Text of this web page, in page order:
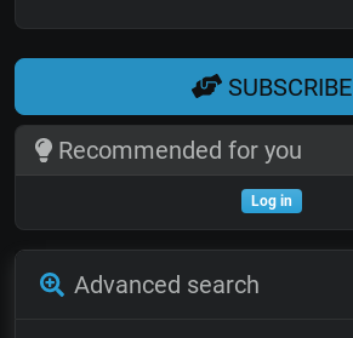
SUBSCRIBE
Recommended for you
Log in
Advanced search